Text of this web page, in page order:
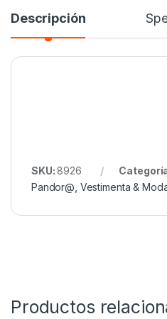
Descripción
SKU:8926
Pandor@ Vestimenta &
Productos